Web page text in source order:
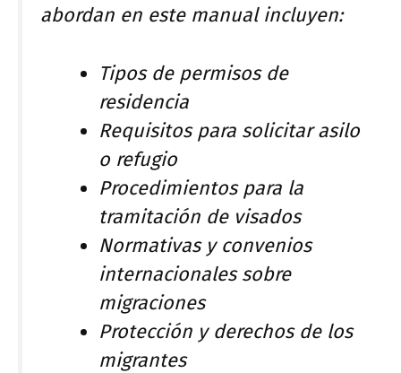
abordan en este manual incluyen:
Tipos de permisos de
residencia
Requisitos para solicitar asilo
o refugio
Procedimientos para la
tramitación de visados
Normativas y convenios
internacionales sobre
migraciones
Protección y derechos de los
migrantes